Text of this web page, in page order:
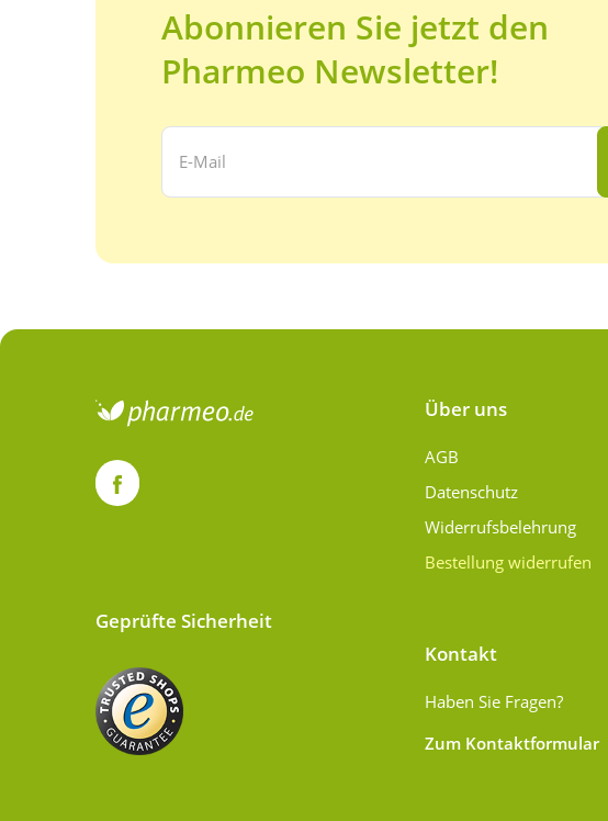
Abonnieren Sie jetzt den
Pharmeo Newsletter!
Ihre E-Mail Adresse:
Über uns
AGB
Datenschutz
Widerrufsbelehrung
Bestellung widerrufen
Kontakt
Haben Sie Fragen?
Zum Kontaktformular
Geprüfte Sicherheit